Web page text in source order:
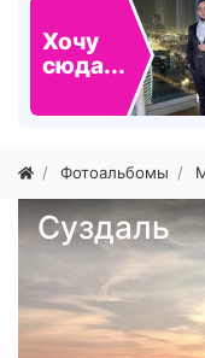
Хочу
сюда...
Фотоальбомы
Суздаль